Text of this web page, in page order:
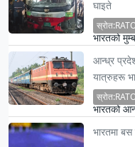
घाइते
भारतको
राति
मृत्य…
आन्ध्र
यात्रुहरू
भारतको
टाटा
सोमब…
भारतमा